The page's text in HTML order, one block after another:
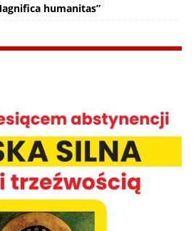
humanitas”